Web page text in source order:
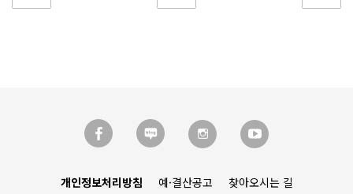
개인정보처리방침 예·결산공고
찾아오시는 길